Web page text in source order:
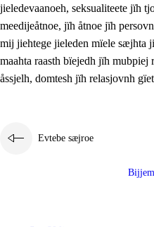
2.3 Vihkeles tjiehpiesvoeth
2.4 Lïeredh lïeredh
Dåaresthfaageles teemah
2.5.2 Demokratije jïh
Monnehke
jieledevaanoeh, seksualiteete jïh
meedijeåtnoe, jïh åtnoe jïh
mij jiehtege jieleden mïele sæjhta
maahta raasth bïejedh jïh mubpiej
åssjelh, domtesh jïh relasjovnh
Evtebe sæjroe